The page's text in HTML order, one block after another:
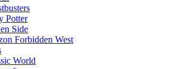
Potter
Side
Forbidden West
World